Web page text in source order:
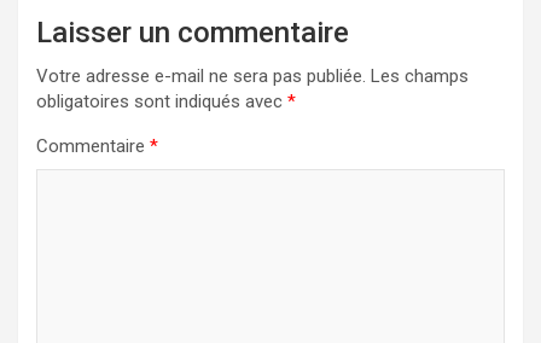
Laisser un commentaire
Votre adresse e-mail ne sera pas publiée. Les champs
obligatoires sont indiqués avec *
Commentaire *